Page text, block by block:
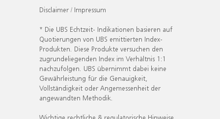
Disclaimer / Impressum
* Die UBS Echtzeit- Indikationen basieren auf
Quotierungen von UBS emittierten Index-
Produkten. Diese Produkte versuchen den
zugrundeliegenden Index im Verhältnis 1:1
nachzufolgen. UBS übernimmt dabei keine
Gewährleistung für die Genauigkeit,
Vollständigkeit oder Angemessenheit der
angewandten Methodik.